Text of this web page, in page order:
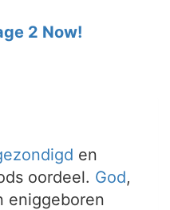
2 Now!
en
oordeel. God,
eniggeboren